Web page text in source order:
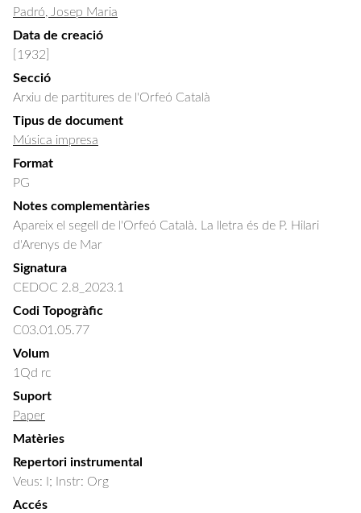
Padró, Josep Maria
Data de creació
[1932]
Secció
Arxiu de partitures de l'Orfeó Català
Tipus de document
Música impresa
Format
PG
Notes complementàries
Apareix el segell de l'Orfeó Català. La lletra és de P. Hilari
d'Arenys de Mar
Signatura
CEDOC 2.8_2023.1
Codi Topogràfic
C03.01.05.77
Volum
1Qd rc
Suport
Paper
Matèries
Repertori instrumental
Veus: I; Instr: Org
Accés